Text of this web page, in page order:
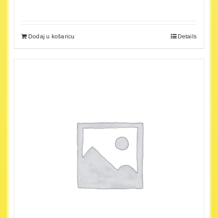
Dodaj u košaricu Details